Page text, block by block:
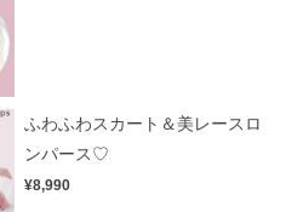
ふわふわスカート＆美レースロ
ンパース♡
¥8,990